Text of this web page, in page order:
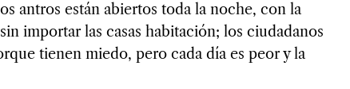
antros están abiertos toda la noche, con la
importar las casas habitación; los ciudadanos
tienen miedo, pero cada día es peor y la